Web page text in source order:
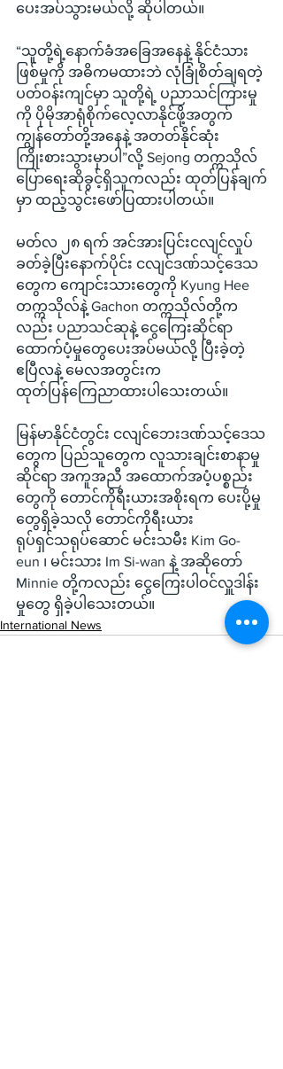
ပေးအပ်သွားမယ်လို့ ဆိုပါတယ်။
“သူတို့ရဲ့နောက်ခံအခြေအနေနဲ့ နိုင်ငံသား
ဖြစ်မှုကို အဓိကမထားဘဲ လုံခြုံစိတ်ချရတဲ့
ပတ်ဝန်းကျင်မှာ သူတို့ရဲ့ ပညာသင်ကြားမှု
ကို ပိုမိုအာရုံစိုက်လေ့လာနိုင်ဖို့အတွက်
ကျွန်တော်တို့အနေနဲ့ အတတ်နိုင်ဆုံး
ကြိုးစားသွားမှာပါ”လို့ Sejong တက္ကသိုလ်
ပြောရေးဆိုခွင့်ရှိသူကလည်း ထုတ်ပြန်ချက်
မှာ ထည့်သွင်းဖော်ပြထားပါတယ်။
မတ်လ ၂၈ ရက် အင်အားပြင်းငလျင်လှုပ်
ခတ်ခဲ့ပြီးနောက်ပိုင်း ငလျင်ဒဏ်သင့်ဒေသ
တွေက ကျောင်းသားတွေကို Kyung Hee
တက္ကသိုလ်နဲ့ Gachon တက္ကသိုလ်တို့က
လည်း ပညာသင်ဆုနဲ့ ငွေကြေးဆိုင်ရာ
ထောက်ပံ့မှုတွေပေးအပ်မယ်လို့ ပြီးခဲ့တဲ့
ဧပြီလနဲ့ မေလအတွင်းက
ထုတ်ပြန်ကြေညာထားပါသေးတယ်။
မြန်မာနိုင်ငံတွင်း ငလျင်ဘေးဒဏ်သင့်ဒေသ
တွေက ပြည်သူတွေက လူသားချင်းစာနာမှု
ဆိုင်ရာ အကူအညီ အထောက်အပံ့ပစ္စည်း
တွေကို တောင်ကိုရီးယားအစိုးရက ပေးပို့မှု
တွေရှိခဲ့သလို တောင်ကိုရီးယား
ရုပ်ရှင်သရုပ်ဆောင် မင်းသမီး Kim Go-
eun ၊ မင်းသား Im Si-wan နဲ့ အဆိုတော်
Minnie တို့ကလည်း ငွေကြေးပါဝင်လှူဒါန်း
မှုတွေ ရှိခဲ့ပါသေးတယ်။
International News